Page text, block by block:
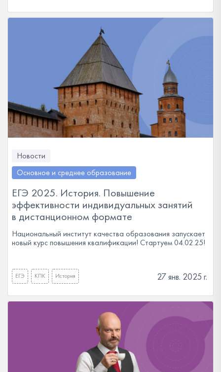
Новости
Основное и среднее образование
ЕГЭ 2025. История. Повышение
эффективности индивидуальных занятий
в дистанционном формате
Национальный институт качества образования запускает
новый курс повышения квалификации! Стартуем 04.02.25!
ЕГЭ КПК История 27 янв. 2025 г.